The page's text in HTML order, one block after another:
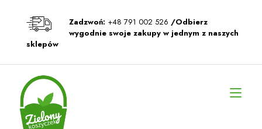
Zadzwoń: +48 791 002 526 /Odbierz
wygodnie swoje zakupy w jednym z naszych
sklepów